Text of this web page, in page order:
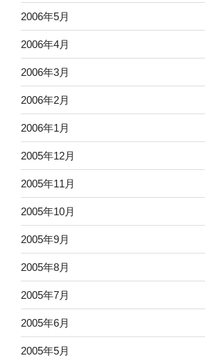
2006年5月
2006年4月
2006年3月
2006年2月
2006年1月
2005年12月
2005年11月
2005年10月
2005年9月
2005年8月
2005年7月
2005年6月
2005年5月